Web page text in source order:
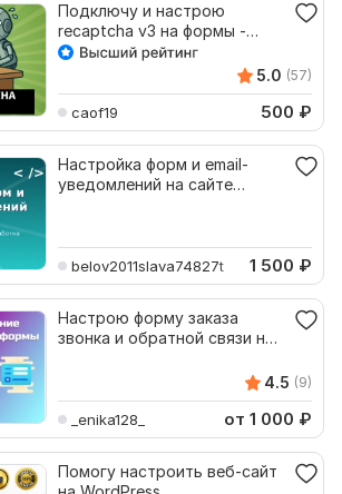
Подключу и настрою
recaptcha v3 на формы -
Wordpress, Bitrix, Opencart
5.0 (57)
caof19 500 ₽
Настройка форм и email-
уведомлений на сайте
belov2011slava74827t 1 500 ₽
Настрою форму заказа
звонка и обратной связи на
4.5 (9)
_enika128_ от 1 000 ₽
Помогу настроить веб-сайт